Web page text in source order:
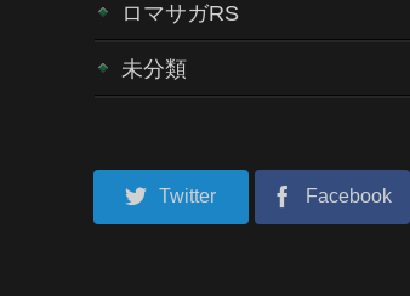
ロマサガRS
未分類
Twitter Facebook